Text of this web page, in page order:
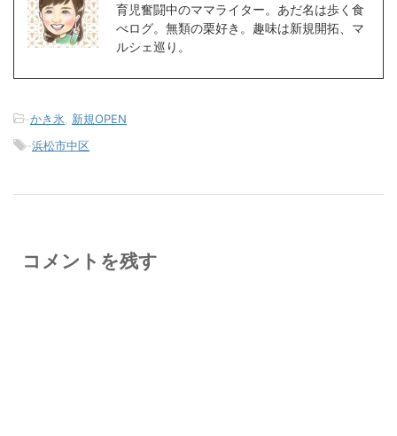
育児奮闘中のママライター。あだ名は歩く食
べログ。無類の栗好き。趣味は新規開拓、マ
ルシェ巡り。
-かき氷
新規OPEN
-浜松市中区
コメントを残す